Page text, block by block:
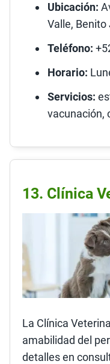
Ubicación:
Valle, Benito
Teléfono:
Horario:
Servicios:
vacunación,
13. Clínica
La Clínica
amabilidad del
detalles en